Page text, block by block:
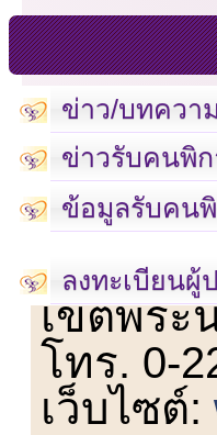
ข่าว/บทควา
ข่าวรับคนพิ
ข้อมูลรับคน
ลงทะเบียนผู้
เลขที่
เขตพระ
โทร. 0-
เว็บไซต์: